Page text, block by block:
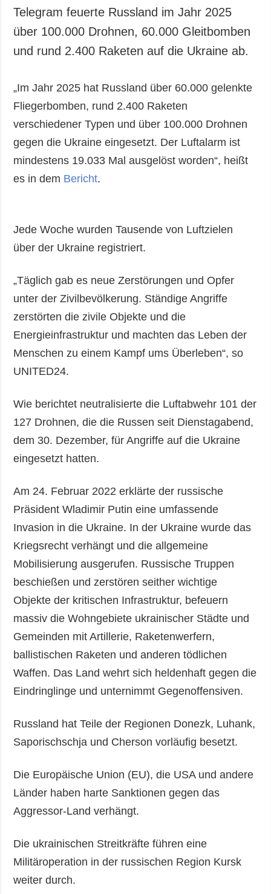
Telegram feuerte Russland im Jahr 2025
über 100.000 Drohnen, 60.000 Gleitbomben
und rund 2.400 Raketen auf die Ukraine ab.
„Im Jahr 2025 hat Russland über 60.000 gelenkte
Fliegerbomben, rund 2.400 Raketen
verschiedener Typen und über 100.000 Drohnen
gegen die Ukraine eingesetzt. Der Luftalarm ist
mindestens 19.033 Mal ausgelöst worden“, heißt
es in dem Bericht.
Jede Woche wurden Tausende von Luftzielen
über der Ukraine registriert.
„Täglich gab es neue Zerstörungen und Opfer
unter der Zivilbevölkerung. Ständige Angriffe
zerstörten die zivile Objekte und die
Energieinfrastruktur und machten das Leben der
Menschen zu einem Kampf ums Überleben“, so
UNITED24.
Wie berichtet neutralisierte die Luftabwehr 101 der
127 Drohnen, die die Russen seit Dienstagabend,
dem 30. Dezember, für Angriffe auf die Ukraine
eingesetzt hatten.
Am 24. Februar 2022 erklärte der russische
Präsident Wladimir Putin eine umfassende
Invasion in die Ukraine. In der Ukraine wurde das
Kriegsrecht verhängt und die allgemeine
Mobilisierung ausgerufen. Russische Truppen
beschießen und zerstören seither wichtige
Objekte der kritischen Infrastruktur, befeuern
massiv die Wohngebiete ukrainischer Städte und
Gemeinden mit Artillerie, Raketenwerfern,
ballistischen Raketen und anderen tödlichen
Waffen. Das Land wehrt sich heldenhaft gegen die
Eindringlinge und unternimmt Gegenoffensiven.
Russland hat Teile der Regionen Donezk, Luhank,
Saporischschja und Cherson vorläufig besetzt.
Die Europäische Union (EU), die USA und andere
Länder haben harte Sanktionen gegen das
Aggressor-Land verhängt.
Die ukrainischen Streitkräfte führen eine
Militäroperation in der russischen Region Kursk
weiter durch.